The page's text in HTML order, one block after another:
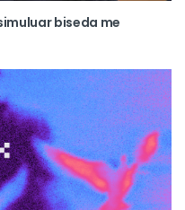
biseda me